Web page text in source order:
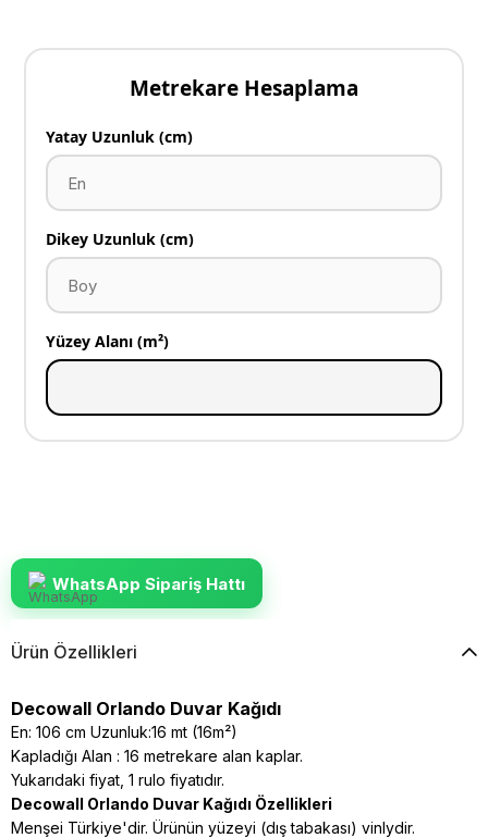
Metrekare Hesaplama
Yatay Uzunluk (cm)
Dikey Uzunluk (cm)
Yüzey Alanı (m²)
WhatsApp Sipariş Hattı
Ürün Özellikleri
Decowall Orlando Duvar Kağıdı
En: 106 cm Uzunluk:16 mt (16m²)
Kapladığı Alan : 16 metrekare alan kaplar.
Yukarıdaki fiyat, 1 rulo fiyatıdır.
Decowall Orlando Duvar Kağıdı Özellikleri
Menşei Türkiye'dir. Ürünün yüzeyi (dış tabakası) vinlydir.